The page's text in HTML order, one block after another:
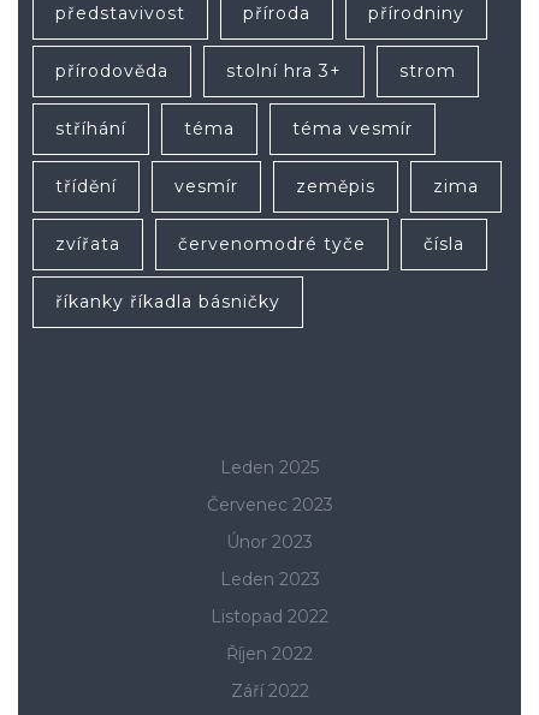
představivost příroda přírodniny
přírodověda stolní hra 3+ strom
stříhání téma téma vesmír
třídění vesmír zeměpis zima
zvířata červenomodré tyče čísla
říkanky říkadla básničky
Leden 2025
Červenec 2023
Únor 2023
Leden 2023
Listopad 2022
Říjen 2022
Září 2022